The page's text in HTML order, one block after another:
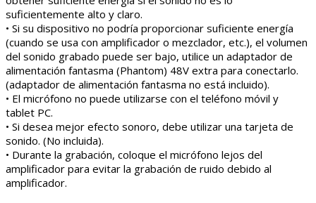
suficientemente alto y claro.
• Si su dispositivo no podría proporcionar suficiente energía
(cuando se usa con amplificador o mezclador, etc.), el volumen
del sonido grabado puede ser bajo, utilice un adaptador de
alimentación fantasma (Phantom) 48V extra para conectarlo.
(adaptador de alimentación fantasma no está incluido).
• El micrófono no puede utilizarse con el teléfono móvil y
tablet PC.
• Si desea mejor efecto sonoro, debe utilizar una tarjeta de
sonido. (No incluida).
• Durante la grabación, coloque el micrófono lejos del
amplificador para evitar la grabación de ruido debido al
amplificador.